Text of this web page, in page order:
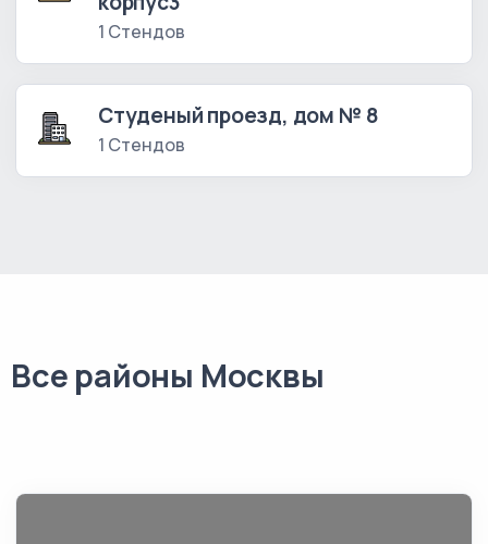
1 Стендов
Студеный проезд, дом № 8
1 Стендов
Все районы Москвы